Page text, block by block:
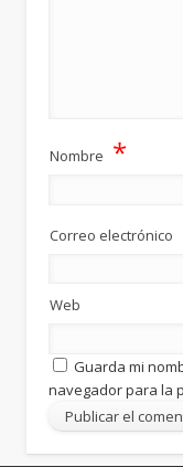
Nombre *
Correo electrónico
Web
Guarda mi
navegador para la